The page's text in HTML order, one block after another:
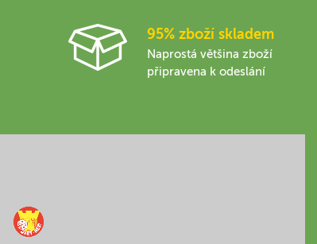
95% zboží skladem
Naprostá většina zboží
připravena k odeslání